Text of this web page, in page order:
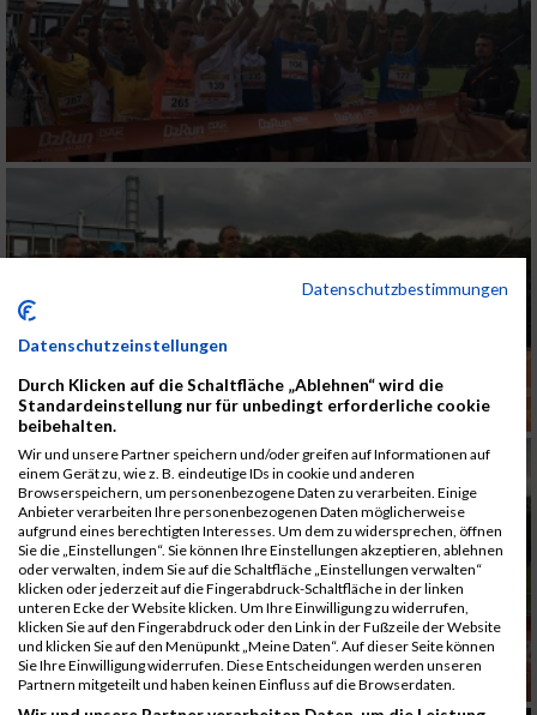
Datenschutzbestimmungen
Datenschutzeinstellungen
Durch Klicken auf die Schaltfläche „Ablehnen“ wird die
Standardeinstellung nur für unbedingt erforderliche cookie
beibehalten.
Wir und unsere Partner speichern und/oder greifen auf Informationen auf
einem Gerät zu, wie z. B. eindeutige IDs in cookie und anderen
Browserspeichern, um personenbezogene Daten zu verarbeiten. Einige
Anbieter verarbeiten Ihre personenbezogenen Daten möglicherweise
aufgrund eines berechtigten Interesses. Um dem zu widersprechen, öffnen
Sie die „Einstellungen“. Sie können Ihre Einstellungen akzeptieren, ablehnen
oder verwalten, indem Sie auf die Schaltfläche „Einstellungen verwalten“
klicken oder jederzeit auf die Fingerabdruck-Schaltfläche in der linken
unteren Ecke der Website klicken. Um Ihre Einwilligung zu widerrufen,
klicken Sie auf den Fingerabdruck oder den Link in der Fußzeile der Website
und klicken Sie auf den Menüpunkt „Meine Daten“. Auf dieser Seite können
Sie Ihre Einwilligung widerrufen. Diese Entscheidungen werden unseren
Partnern mitgeteilt und haben keinen Einfluss auf die Browserdaten.